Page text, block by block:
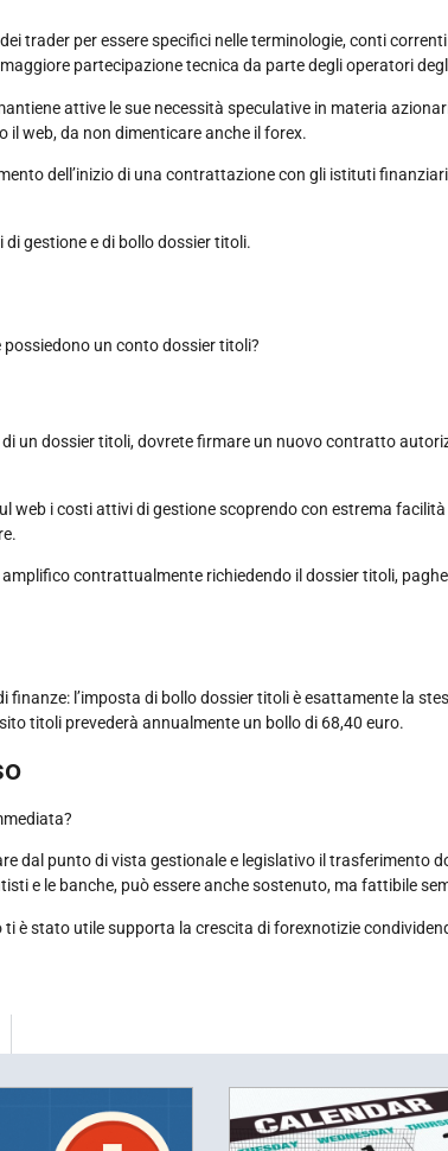
trader per essere specifici nelle terminologie, conti
partecipazione tecnica da parte degli operatori
attive le sue necessità speculative in materia
web, da non dimenticare anche il forex.
dell’inizio di una contrattazione con gli istituti
gestione e di bollo dossier titoli.
un conto dossier titoli?
un dossier titoli, dovrete firmare un nuovo contratto
web i costi attivi di gestione scoprendo con estrema
contrattualmente richiedendo il dossier titoli,
l’imposta di bollo dossier titoli è esattamente la
titoli prevederà annualmente un bollo di 68,40 euro.
dal punto di vista gestionale e legislativo il trasferimento
e le banche, può essere anche sostenuto, ma fattibile
è stato utile supporta la crescita di forexnotizie